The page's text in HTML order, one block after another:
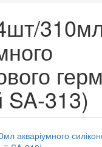
SA-313)